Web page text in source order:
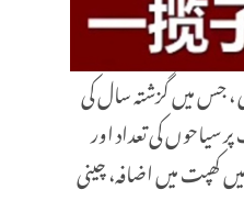
سے 7 اکتوبر تک ، بین العلاقائی افرادی بہاو کی مجموعی تعداد 2.008 بلین تک پہنچ گئی ، جس میں گزشتہ سال کی
37 فیصد سے زائد کا اضافہ ہوا، کئی مقامات پر سیاحوں کی تعداد اور
مارکیٹوں میں کھپت میں اضافہ، چینی